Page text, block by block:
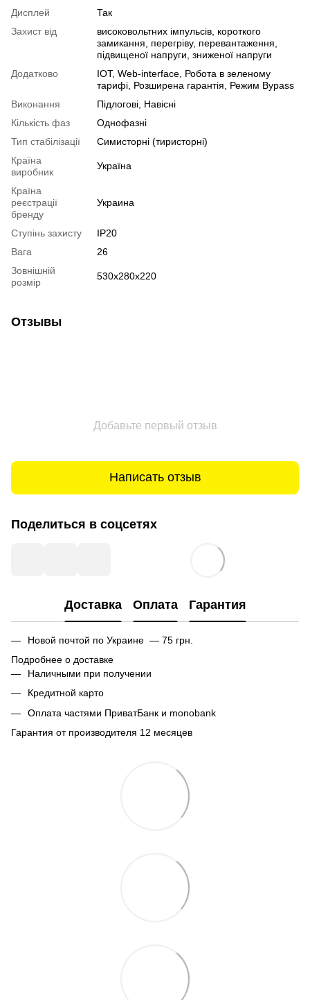
Дисплей
Так
Захист від
високовольтних імпульсів, короткого
замикання, перегріву, перевантаження,
підвищеної напруги, зниженої напруги
Додатково
IOT, Web-interface, Робота в зеленому
тарифі, Розширена гарантія, Режим Bypass
Виконання
Підлогові, Навісні
Кількість фаз
Однофазні
Тип стабілізації
Симисторні (тиристорні)
Країна
виробник
Україна
Країна
реєстрації
бренду
Украина
Ступінь захисту
IP20
Вага
26
Зовнішній
розмір
530х280х220
Отзывы
Добавьте первый отзыв
Написать отзыв
Поделиться в соцсетях
Доставка Оплата Гарантия
Новой почтой по Украине — 75 грн.
Подробнее о доставке
Наличными при получении
Кредитной карто
Оплата частями ПриватБанк и monobank
Гарантия от производителя 12 месяцев